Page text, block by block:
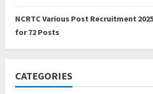
NCRTC Various Post Recruitment
for 72 Posts
CATEGORIES